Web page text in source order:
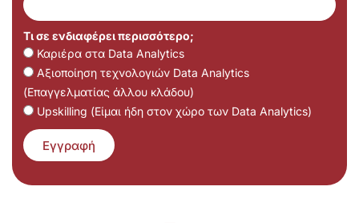
Τι σε ενδιαφέρει περισσότερο;
Καριέρα στα Data Analytics
Αξιοποίηση τεχνολογιών Data Analytics
(Επαγγελματίας άλλου κλάδου)
Upskilling (Είμαι ήδη στον χώρο των Data Analytics)
Εγγραφή